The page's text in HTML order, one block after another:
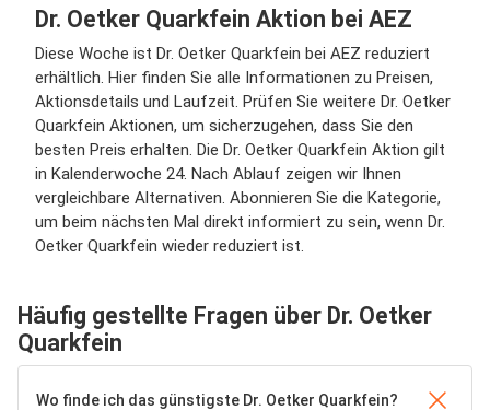
Dr. Oetker Quarkfein Aktion bei AEZ
Diese Woche ist Dr. Oetker Quarkfein bei AEZ reduziert
erhältlich. Hier finden Sie alle Informationen zu Preisen,
Aktionsdetails und Laufzeit. Prüfen Sie weitere Dr. Oetker
Quarkfein Aktionen, um sicherzugehen, dass Sie den
besten Preis erhalten. Die Dr. Oetker Quarkfein Aktion gilt
in Kalenderwoche 24. Nach Ablauf zeigen wir Ihnen
vergleichbare Alternativen. Abonnieren Sie die Kategorie,
um beim nächsten Mal direkt informiert zu sein, wenn Dr.
Oetker Quarkfein wieder reduziert ist.
Häufig gestellte Fragen über Dr. Oetker
Quarkfein
Wo finde ich das günstigste Dr. Oetker Quarkfein?